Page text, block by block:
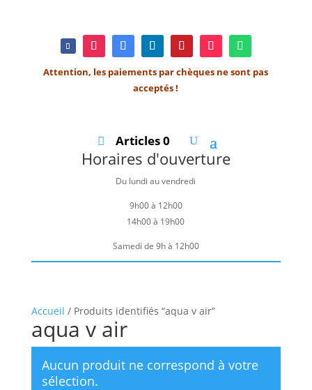
Attention, les paiements par chèques ne sont pas
acceptés !
Articles 0
Horaires d'ouverture
Du lundi au vendredi
9h00 à 12h00
14h00 à 19h00
Samedi de 9h à 12h00
Accueil / Produits identifiés “aqua v air”
aqua v air
Aucun produit ne correspond à votre
sélection.